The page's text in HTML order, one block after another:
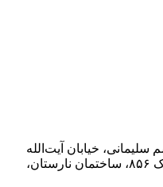
خیابان آیت‌الله
جلالی خمینی (آیت شمالی سابق)، پلاک ۸۵۶، ساختمان نارستان،